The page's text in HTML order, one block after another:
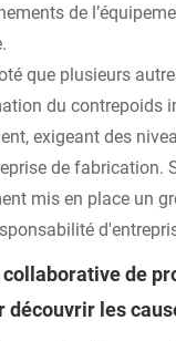
de
que plusieurs
du contrepoids
exigeant des
de fabrication.
mis en place un
collaborative de
découvrir les